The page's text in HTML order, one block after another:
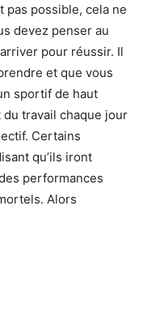
pas possible, cela ne
devez penser au
pour réussir. Il
et que vous
sportif de haut
travail chaque jour
Certains
qu’ils iront
performances
Alors